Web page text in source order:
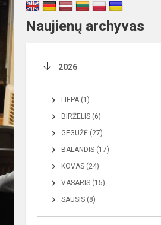
Naujienų archyvas
2026
LIEPA (1)
BIRŽELIS (6)
GEGUŽĖ (27)
BALANDIS (17)
KOVAS (24)
VASARIS (15)
SAUSIS (8)